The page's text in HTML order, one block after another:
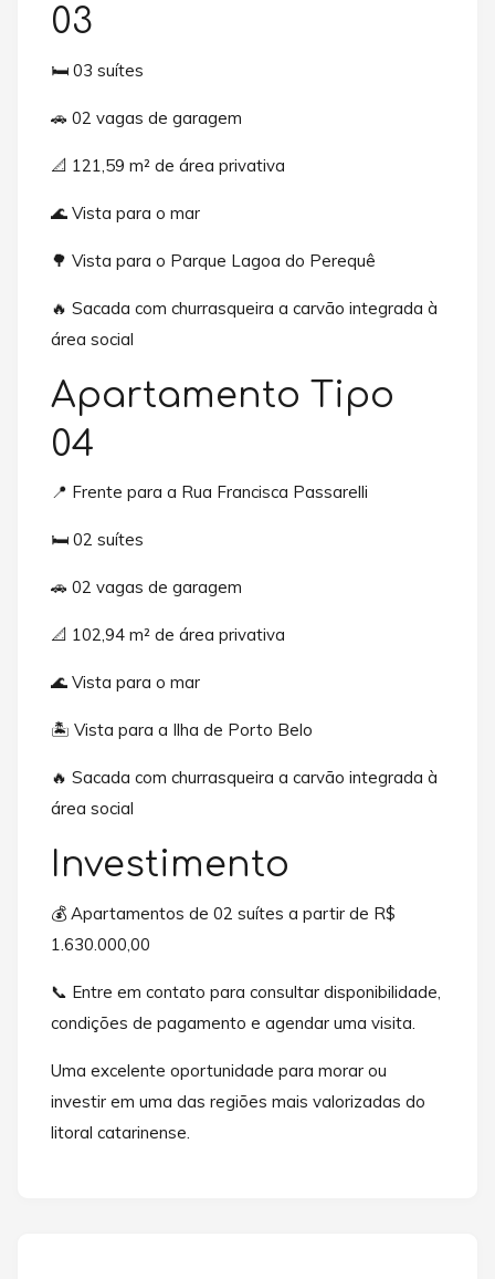
03
🛏️ 03 suítes
🚗 02 vagas de garagem
📐 121,59 m² de área privativa
🌊 Vista para o mar
🌳 Vista para o Parque Lagoa do Perequê
🔥 Sacada com churrasqueira a carvão integrada à
área social
Apartamento Tipo
04
📍 Frente para a Rua Francisca Passarelli
🛏️ 02 suítes
🚗 02 vagas de garagem
📐 102,94 m² de área privativa
🌊 Vista para o mar
🏝️ Vista para a Ilha de Porto Belo
🔥 Sacada com churrasqueira a carvão integrada à
área social
Investimento
💰 Apartamentos de 02 suítes a partir de R$
1.630.000,00
📞 Entre em contato para consultar disponibilidade,
condições de pagamento e agendar uma visita.
Uma excelente oportunidade para morar ou
investir em uma das regiões mais valorizadas do
litoral catarinense.